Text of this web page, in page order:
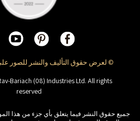
© لعرض حقوق التأليف والنشر للصور
Bariach (08) Industries Ltd. All rights
reserved
جميع حقوق النشر فيما يتعلق بأي جزء من هذا